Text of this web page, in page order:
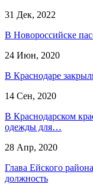
31 Дек, 2022
В Новороссийске
24 Июн, 2020
В Краснодаре
14 Сен, 2020
В Краснодарском
одежды для…
28 Апр, 2020
Глава Ейского
должность